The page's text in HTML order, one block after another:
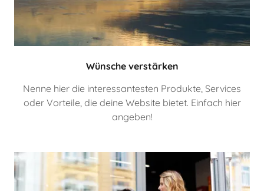
Wünsche verstärken
Nenne hier die interessantesten Produkte, Services
oder Vorteile, die deine Website bietet. Einfach hier
angeben!